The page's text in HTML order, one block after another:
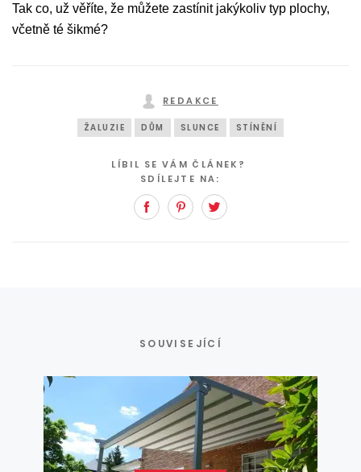
Tak co, už věříte, že můžete zastínit jakýkoliv typ plochy,
včetně té šikmé?
REDAKCE
ŽALUZIE DŮM SLUNCE STÍNĚNÍ
LÍBIL SE VÁM ČLÁNEK?
SDÍLEJTE NA:
FacebookPinterest
SOUVISEJÍCÍ